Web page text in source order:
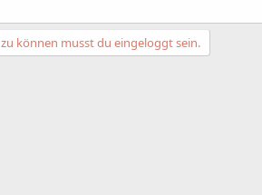
können musst du eingeloggt sein.